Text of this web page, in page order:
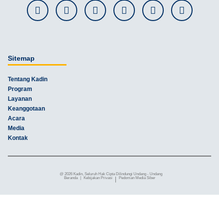
Sitemap
Tentang Kadin
Program
Layanan
Keanggotaan
Acara
Media
Kontak
@ 2026 Kadin, Seluruh Hak Cipta Dilindungi Undang - Undang
Beranda
Kebijakan Privasi Pedoman Media Siber